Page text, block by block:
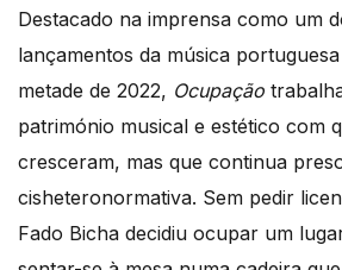
Destacado na imprensa como um
lançamentos da música
metade de 2022, Ocupação
património musical e estético com
cresceram, mas que continua
cisheteronormativa. Sem pedir
Fado Bicha decidiu ocupar um